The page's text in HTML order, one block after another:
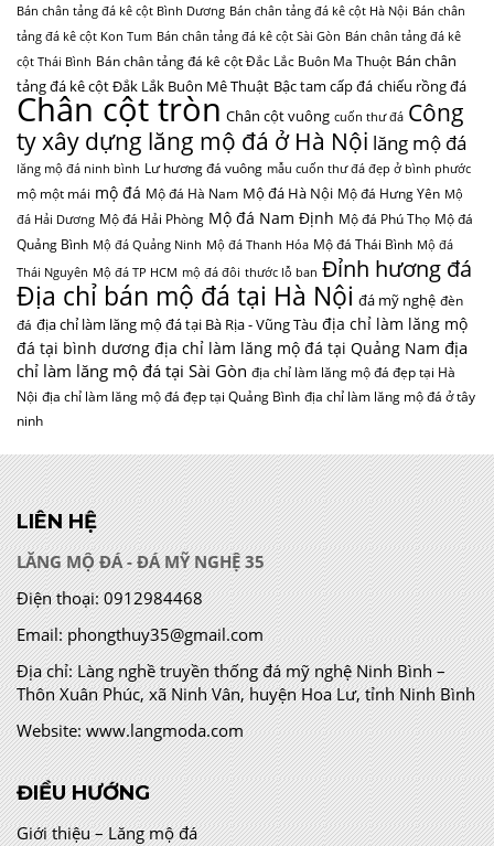
Bán chân tảng đá kê cột Bình Dương Bán chân tảng đá kê cột Hà Nội Bán chân
tảng đá kê cột Kon Tum Bán chân tảng đá kê cột Sài Gòn Bán chân tảng đá kê
cột Thái Bình Bán chân tảng đá kê cột Đắc Lắc Buôn Ma Thuột Bán chân
tảng đá kê cột Đắk Lắk Buôn Mê Thuật Bậc tam cấp đá chiếu rồng đá
Chân cột tròn Chân cột vuông cuốn thư đá Công
ty xây dựng lăng mộ đá ở Hà Nội lăng mộ đá
lăng mộ đá ninh bình Lư hương đá vuông mẫu cuốn thư đá đẹp ở bình phước
mộ một mái mộ đá Mộ đá Hà Nam Mộ đá Hà Nội Mộ đá Hưng Yên Mộ
đá Hải Dương Mộ đá Hải Phòng Mộ đá Nam Định Mộ đá Phú Thọ Mộ đá
Quảng Bình Mộ đá Quảng Ninh Mộ đá Thanh Hóa Mộ đá Thái Bình Mộ đá
Thái Nguyên Mộ đá TP HCM mộ đá đôi thước lỗ ban Đỉnh hương đá
Địa chỉ bán mộ đá tại Hà Nội đá mỹ nghệ đèn
đá địa chỉ làm lăng mộ đá tại Bà Rịa - Vũng Tàu địa chỉ làm lăng mộ
đá tại bình dương địa chỉ làm lăng mộ đá tại Quảng Nam địa
chỉ làm lăng mộ đá tại Sài Gòn địa chỉ làm lăng mộ đá đẹp tại Hà
Nội địa chỉ làm lăng mộ đá đẹp tại Quảng Bình địa chỉ làm lăng mộ đá ở tây
ninh
LIÊN HỆ
LĂNG MỘ ĐÁ - ĐÁ MỸ NGHỆ 35
Điện thoại: 0912984468
Email: phongthuy35@gmail.com
Địa chỉ:Làng nghề truyền thống đá mỹ nghệ Ninh Bình –
Thôn Xuân Phúc, xã Ninh Vân, huyện Hoa Lư, tỉnh Ninh Bình
Website: www.langmoda.com
ĐIỀU HƯỚNG
Giới thiệu – Lăng mộ đá